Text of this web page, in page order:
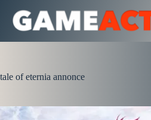
contenu
tale of eternia annonce